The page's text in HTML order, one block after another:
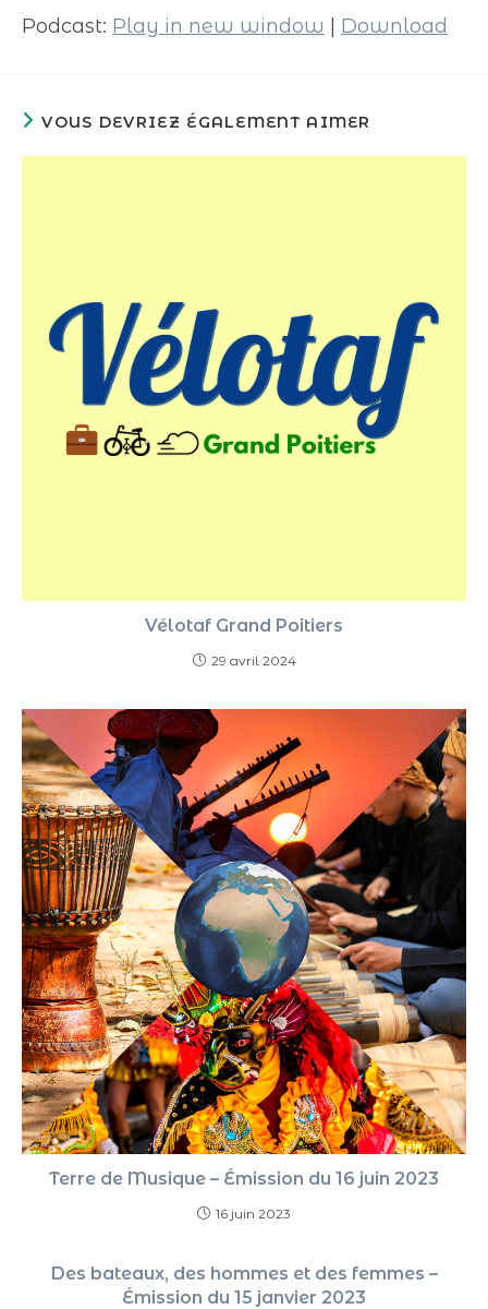
Podcast: Play in new window Download
VOUS DEVRIEZ ÉGALEMENT AIMER
Vélotaf Grand Poitiers
29 avril 2024
Terre de Musique – Émission du 16 juin 2023
16 juin 2023
Des bateaux, des hommes et des femmes –
Émission du 15 janvier 2023